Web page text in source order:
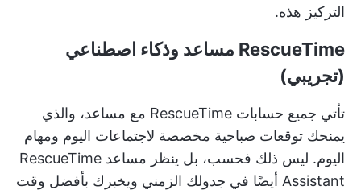
التركيز هذه.
RescueTime مساعد وذكاء اصطناعي
(تجريبي)
تأتي جميع حسابات RescueTime مع مساعد، والذي
يمنحك توقعات صباحية مخصصة لاجتماعات اليوم ومهام
اليوم. ليس ذلك فحسب، بل ينظر مساعد RescueTime
Assistant أيضًا في جدولك الزمني ويخبرك بأفضل وقت